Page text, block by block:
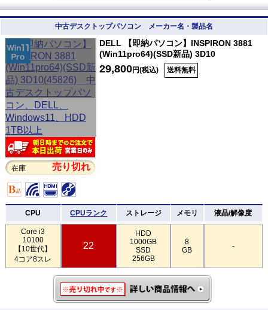
中古デスクトップパソコン メーカー名・製品名
在庫 売り切れ
DELL 【即納パソコン】INSPIRON 3881
(Win11pro64)(SSD新品) 3D10
29,800円(税込) 送料無料
CPU CPUランク ストレージ メモリ 液晶/解像度
Core i3
10100
【10世代】
4コア8スレ
22
HDD
1000GB
SSD
256GB
8
GB
-